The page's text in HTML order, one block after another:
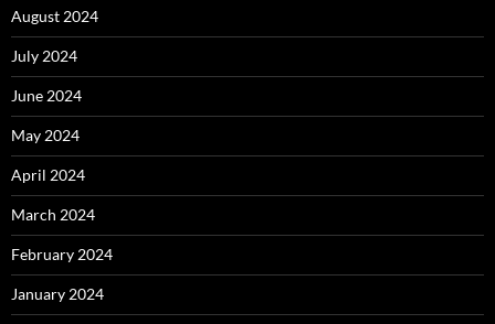
August 2024
July 2024
June 2024
May 2024
April 2024
March 2024
February 2024
January 2024